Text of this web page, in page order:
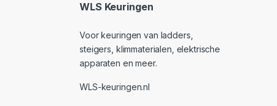
WLS Keuringen
Voor keuringen van ladders,
steigers, klimmaterialen, elektrische
apparaten en meer.
WLS-keuringen.nl